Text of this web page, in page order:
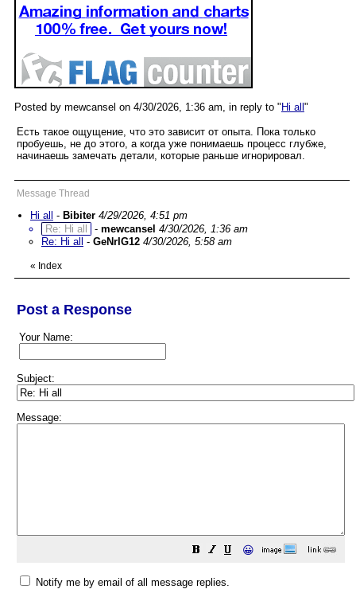
Posted by mewcansel on 4/30/2026, 1:36 am, in reply to " Hi all "
Есть такое ощущение, что это зависит от опыта. Пока только
пробуешь, не до этого, а когда уже понимаешь процесс глубже,
начинаешь замечать детали, которые раньше игнорировал.
Message Thread
Hi all - Bibiter 4/29/2026, 4:51 pm
Re: Hi all
- mewcansel 4/30/2026, 1:36 am
Re: Hi all - GeNrIG12 4/30/2026, 5:58 am
« Index
Post a Response
Your Name:
Subject:
Message:
😀
Notify me by email of all message replies.